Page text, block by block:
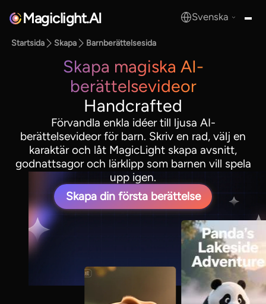
Magiclight.AI Svenska
Startsida Skapa Barnberättelsesida
Skapa magiska AI-
berättelsevideor
Handcrafted
Förvandla enkla idéer till ljusa AI-
berättelsevideor för barn. Skriv en rad, välj en
karaktär och låt MagicLight skapa avsnitt,
godnattsagor och lärklipp som barnen vill spela
upp igen.
Skapa din första berättelse